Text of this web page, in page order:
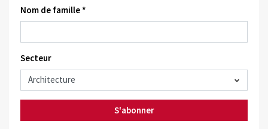
Nom de famille *
Secteur
S'abonner